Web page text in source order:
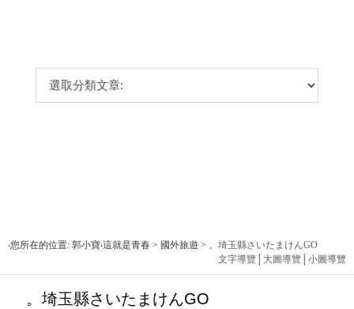
‧您所在的位置: 郭小寶‧這就是青春 > 國外旅遊 > 。埼玉縣さいたまけんGO
文字導覽
大圖導覽 小圖導覽
。埼玉縣さいたまけんGO